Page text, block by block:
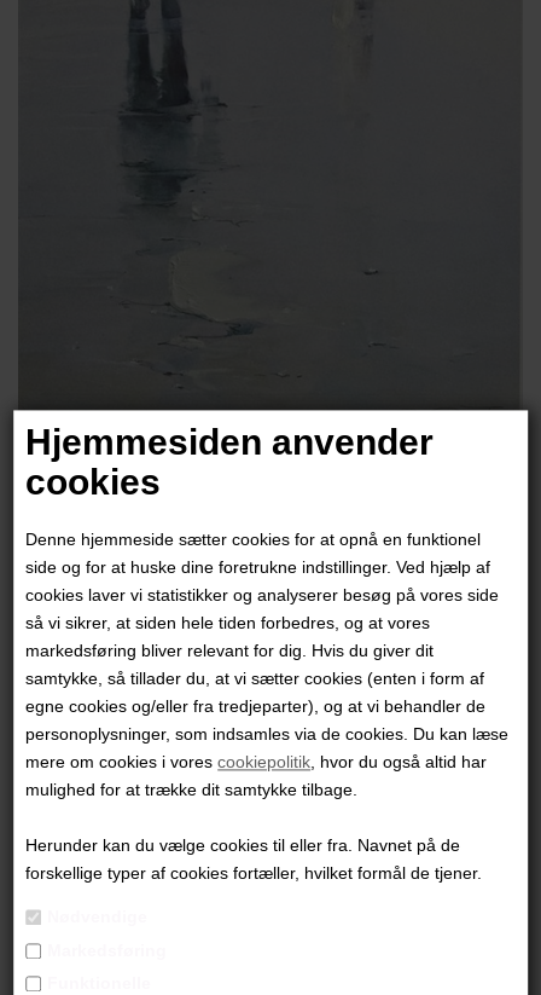
Hjemmesiden anvender
cookies
Denne hjemmeside sætter cookies for at opnå en funktionel
side og for at huske dine foretrukne indstillinger. Ved hjælp af
cookies laver vi statistikker og analyserer besøg på vores side
så vi sikrer, at siden hele tiden forbedres, og at vores
markedsføring bliver relevant for dig. Hvis du giver dit
samtykke, så tillader du, at vi sætter cookies (enten i form af
egne cookies og/eller fra tredjeparter), og at vi behandler de
personoplysninger, som indsamles via de cookies. Du kan læse
mere om cookies i vorescookiepolitik, hvor du også altid har
mulighed for at trække dit samtykke tilbage.
Herunder kan du vælge cookies til eller fra. Navnet på de
forskellige typer af cookies fortæller, hvilket formål de tjener.
Gan-Erdene Tsend
2.950,00DKK
"Walk"
40x30 cm.
Giclee Tryk - oplag 50
PRODUKTBESKRIVELSE
PRODUKTINFORMATION